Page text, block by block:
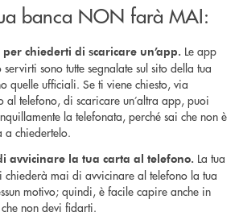
banca NON farà MAI:
chiederti di scaricare un’app. Le app
servirti sono tutte segnalate sul sito della tua
quelle ufficiali. Se ti viene chiesto, via
al telefono, di scaricare un’altra app, puoi
la telefonata, perché sai che non è
a chiedertelo.
avvicinare la tua carta al telefono. La tua
chiederà mai di avvicinare al telefono la tua
motivo; quindi, è facile capire anche in
non devi fidarti.